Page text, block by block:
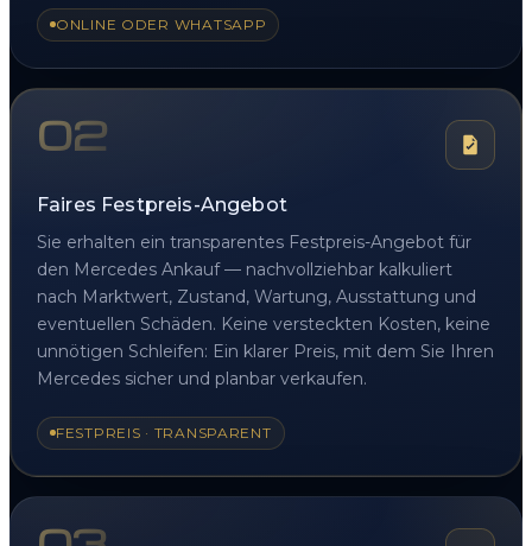
ONLINE ODER WHATSAPP
02
Faires Festpreis-Angebot
Sie erhalten ein transparentes Festpreis-Angebot für
den Mercedes Ankauf — nachvollziehbar kalkuliert
nach Marktwert, Zustand, Wartung, Ausstattung und
eventuellen Schäden. Keine versteckten Kosten, keine
unnötigen Schleifen: Ein klarer Preis, mit dem Sie Ihren
Mercedes sicher und planbar verkaufen.
FESTPREIS · TRANSPARENT